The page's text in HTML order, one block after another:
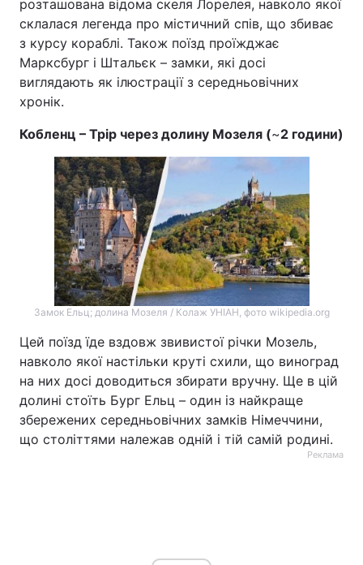
розташована відома скеля Лорелея, навколо якої
склалася легенда про містичний спів, що збиває
з курсу кораблі. Також поїзд проїжджає
Марксбург і Штальєк – замки, які досі
виглядають як ілюстрації з середньовічних
хронік.
Кобленц – Трір через долину Мозеля (~2 години)
Замок Ельц; долина Мозеля / Колаж УНІАН, фото wikipedia.org
Цей поїзд їде вздовж звивистої річки Мозель,
навколо якої настільки круті схили, що виноград
на них досі доводиться збирати вручну. Ще в цій
долині стоїть Бург Ельц – один із найкраще
збережених середньовічних замків Німеччини,
що століттями належав одній і тій самій родині.
Реклама